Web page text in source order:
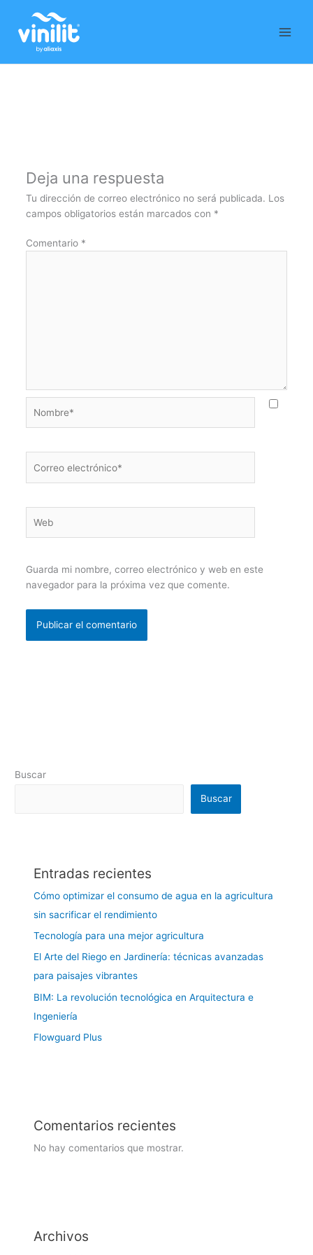
contenido
Deja una respuesta
Tu dirección de correo electrónico no será publicada. Los
campos obligatorios están marcados con *
Comentario *
electrónico*
Guarda mi nombre, correo electrónico y web en este
navegador para la próxima vez que comente.
Buscar
Buscar
Entradas recientes
Cómo optimizar el consumo de agua en la agricultura
sin sacrificar el rendimiento
Tecnología para una mejor agricultura
El Arte del Riego en Jardinería: técnicas avanzadas
para paisajes vibrantes
BIM: La revolución tecnológica en Arquitectura e
Ingeniería
Flowguard Plus
Comentarios recientes
No hay comentarios que mostrar.
Archivos